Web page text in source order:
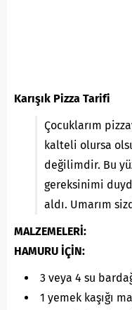
Karışık Pizza Tarifi
Çocuklarım
kalteli olursa
değilimdir. Bu
gereksinimi
aldı. Umarım
MALZEMELERİ:
HAMURU İÇİN:
3 veya 4 su
1 yemek kaşığı